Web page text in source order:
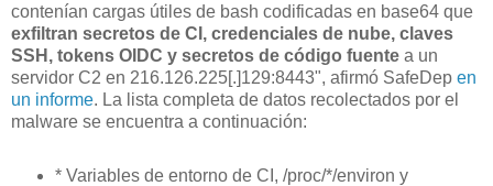
contenían cargas útiles de bash codificadas en base64 que
exfiltran secretos de CI, credenciales de nube, claves
SSH, tokens OIDC y secretos de código fuente a un
servidor C2 en 216.126.225[.]129:8443", afirmó SafeDep en
un informe. La lista completa de datos recolectados por el
malware se encuentra a continuación:
* Variables de entorno de CI, /proc/*/environ y